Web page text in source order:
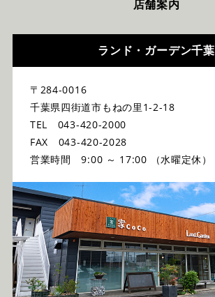
店舗案内
ランド・ガーデン千葉
〒284-0016
千葉県四街道市もねの里1-2-18
TEL 043-420-2000
FAX 043-420-2028
営業時間 9:00 ～ 17:00 （水曜定休）